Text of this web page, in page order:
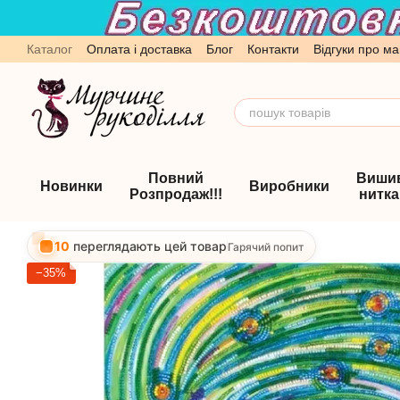
Перейти до основного контенту
Каталог Оплата і доставка Блог Контакти
Відгуки про
Обмін та повернення
Угода користувача
Новинки
Повний
Розпродаж!!!
Виробники
10 переглядають цей товарГарячий попит
−35%